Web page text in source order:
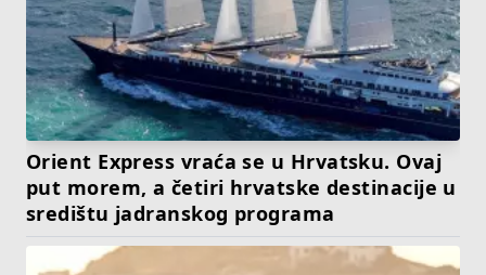
Orient Express vraća se u Hrvatsku. Ovaj
put morem, a četiri hrvatske destinacije u
središtu jadranskog programa